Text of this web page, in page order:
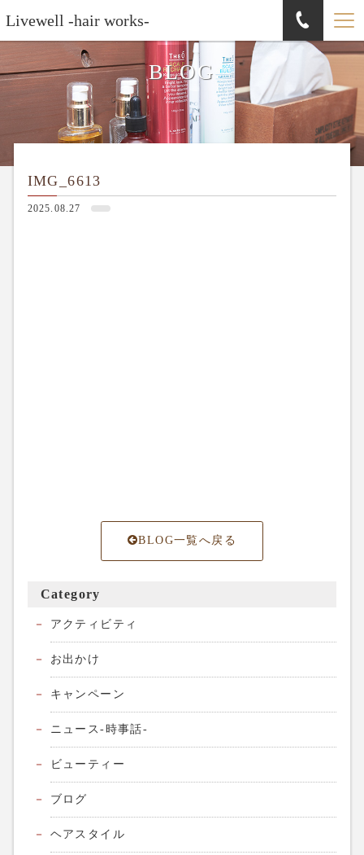
Livewell -hair works-
BLOG
IMG_6613
2025.08.27
BLOG一覧へ戻る
Category
アクティビティ
お出かけ
キャンペーン
ニュース-時事話-
ビューティー
ブログ
ヘアスタイル